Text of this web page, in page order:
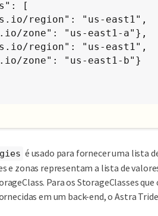
region": "us-east1",
zone": "us-east1-a"},
region": "us-east1",
zone": "us-east1-b"}
é usado para fornecer uma lista
e zonas representam a lista de
Para os StorageClasses
em um back-end, o Astra